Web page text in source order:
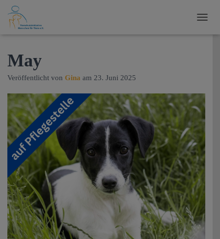
O
N
U
C
H
A
T
E
May
Veröffentlicht von Gina am 23. Juni 2025